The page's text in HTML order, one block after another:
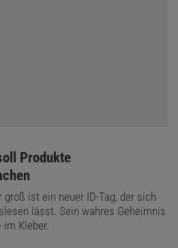
Produkte
ist ein neuer ID-Tag, der sich
lässt. Sein wahres Geheimnis
Kleber.